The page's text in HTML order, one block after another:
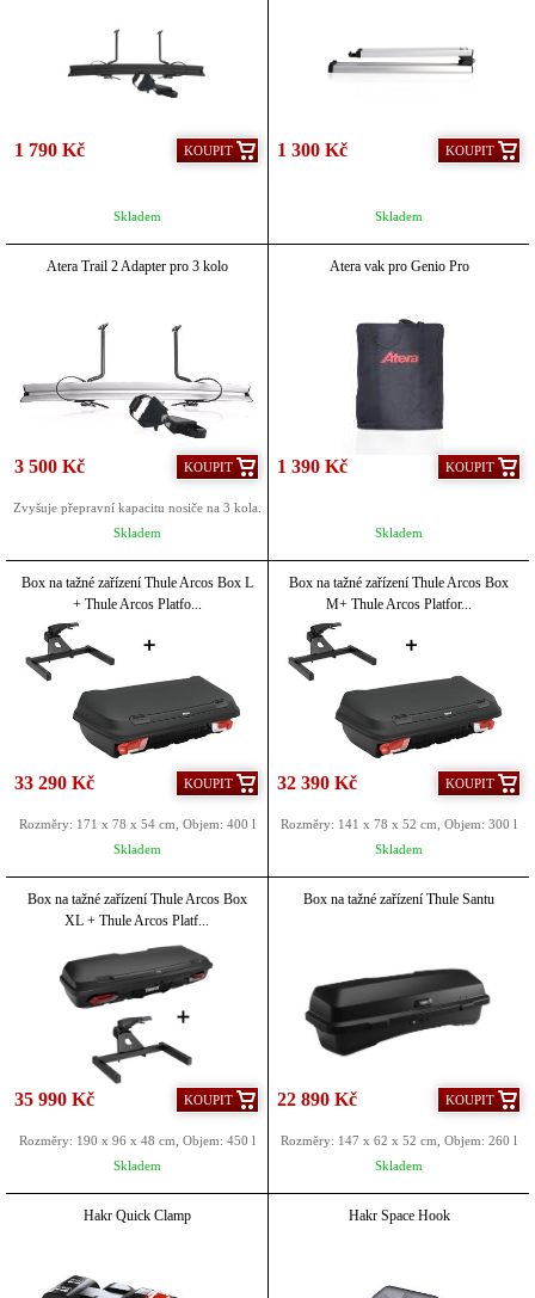
1 790 Kč KOUPIT
Skladem
1 300 Kč KOUPIT
Skladem
Atera Trail 2 Adapter pro 3 kolo
3 500 Kč KOUPIT
Zvyšuje přepravní kapacitu nosiče na 3 kola.
Skladem
Atera vak pro Genio Pro
1 390 Kč KOUPIT
Skladem
Box na tažné zařízení Thule Arcos Box L
+ Thule Arcos Platfo...
33 290 Kč KOUPIT
Rozměry: 171 x 78 x 54 cm, Objem: 400 l
Skladem
Box na tažné zařízení Thule Arcos Box
M+ Thule Arcos Platfor...
32 390 Kč KOUPIT
Rozměry: 141 x 78 x 52 cm, Objem: 300 l
Skladem
Box na tažné zařízení Thule Arcos Box
XL + Thule Arcos Platf...
35 990 Kč KOUPIT
Rozměry: 190 x 96 x 48 cm, Objem: 450 l
Skladem
Box na tažné zařízení Thule Santu
22 890 Kč KOUPIT
Rozměry: 147 x 62 x 52 cm, Objem: 260 l
Skladem
Hakr Quick Clamp Hakr Space Hook